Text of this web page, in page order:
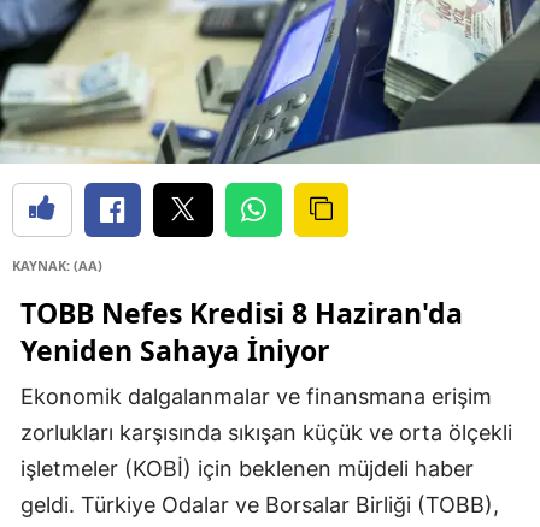
KAYNAK: (AA)
TOBB Nefes Kredisi 8 Haziran'da
Yeniden Sahaya İniyor
Ekonomik dalgalanmalar ve finansmana erişim
zorlukları karşısında sıkışan küçük ve orta ölçekli
işletmeler (KOBİ) için beklenen müjdeli haber
geldi. Türkiye Odalar ve Borsalar Birliği (TOBB),